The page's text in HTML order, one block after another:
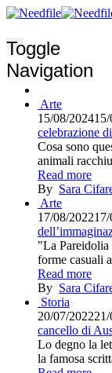
Toggle
Navigation
Arte
15/08/2024
celebrazione
Cosa sono
animali
Read more
By Sara
Arte
17/08/2022
"La Pareidolia
forme casuali
Read more
By Sara
Storia
20/07/2022
cancello di
Lo degno la
la famosa